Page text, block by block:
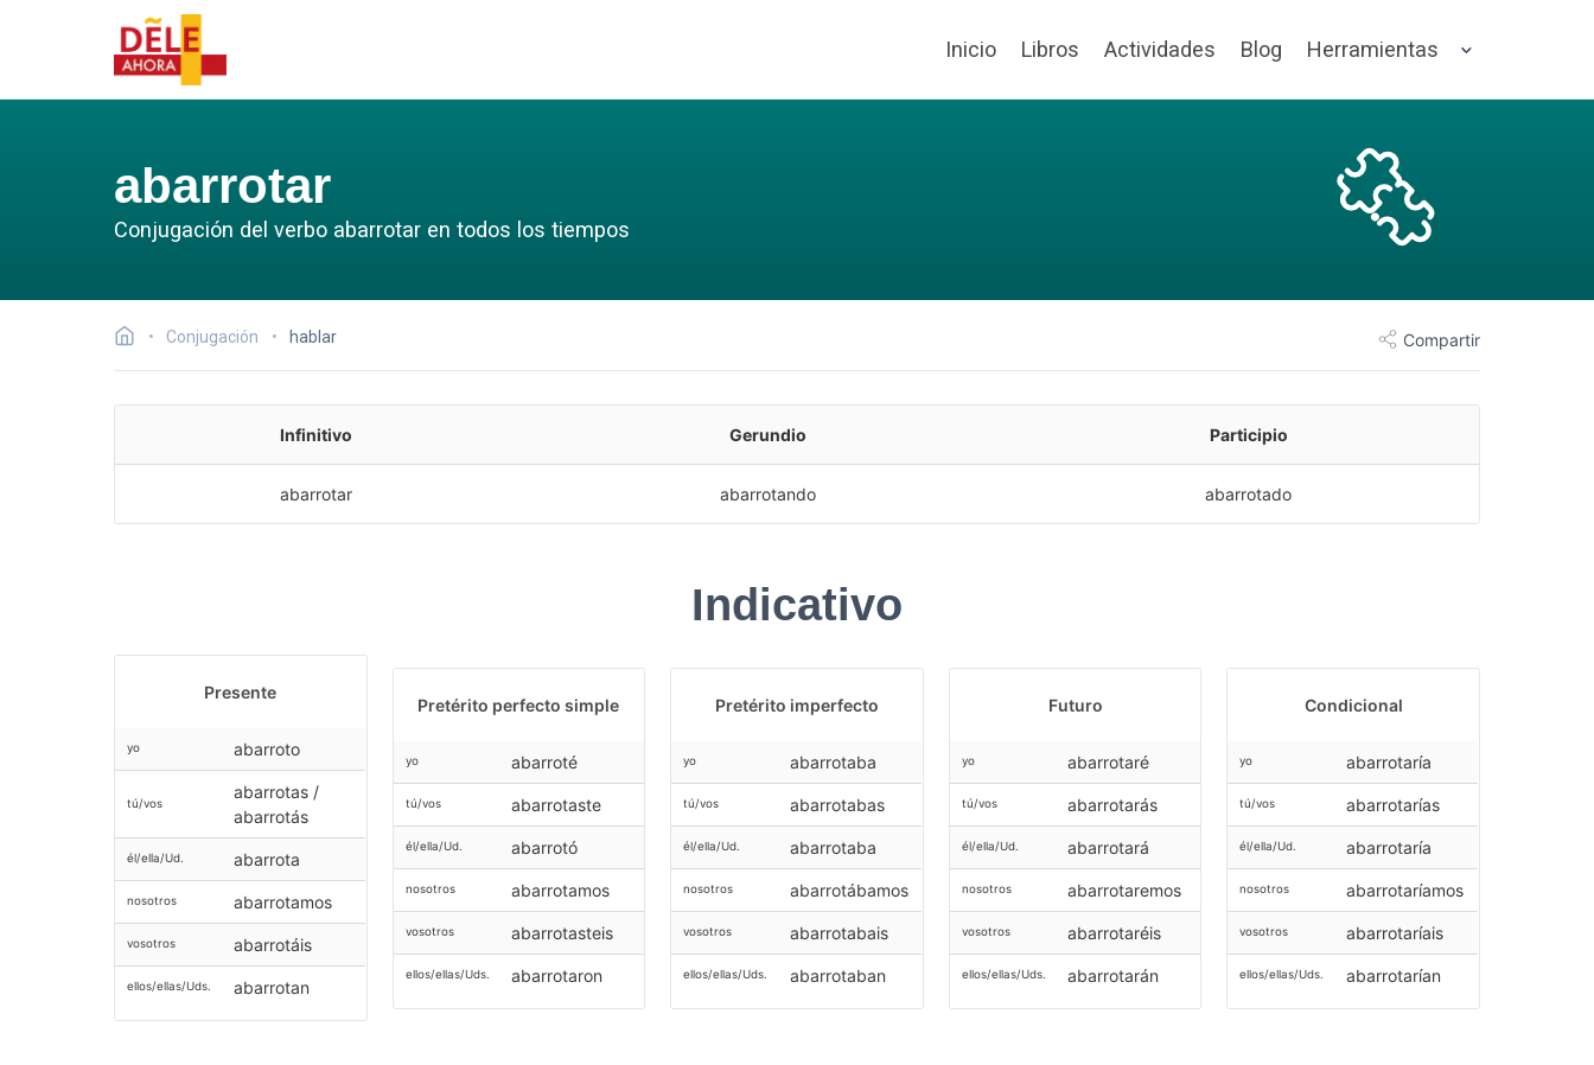
Inicio Libros Actividades Blog Herramientas
abarrotar
Conjugación del verbo abarrotar en todos los tiempos
Conjugación hablar Compartir
Infinitivo Gerundio Participio
abarrotar abarrotando abarrotado
Indicativo
Presente
yo abarroto
tú/vos
abarrotas /
abarrotás
él/ella/Ud. abarrota
nosotros abarrotamos
vosotros abarrotáis
ellos/ellas/Uds. abarrotan
Pretérito perfecto simple
yo abarroté
tú/vos abarrotaste
él/ella/Ud. abarrotó
nosotros abarrotamos
vosotros abarrotasteis
ellos/ellas/Uds. abarrotaron
Pretérito imperfecto
yo abarrotaba
tú/vos abarrotabas
él/ella/Ud. abarrotaba
nosotros abarrotábamos
vosotros abarrotabais
ellos/ellas/Uds. abarrotaban
Futuro
yo abarrotaré
tú/vos abarrotarás
él/ella/Ud. abarrotará
nosotros abarrotaremos
vosotros abarrotaréis
ellos/ellas/Uds. abarrotarán
Condicional
yo abarrotaría
tú/vos abarrotarías
él/ella/Ud. abarrotaría
nosotros abarrotaríamos
vosotros abarrotaríais
ellos/ellas/Uds. abarrotarían